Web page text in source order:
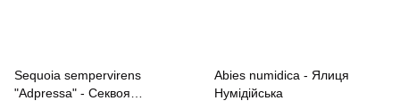
Sequoia sempervirens
"Adpressa" - Секвоя
Abies numidica - Ялиця
Нумідійська